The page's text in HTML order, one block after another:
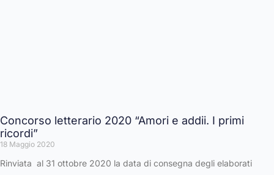
Concorso letterario 2020 “Amori e addii. I primi
ricordi”
18 Maggio 2020
Rinviata al 31 ottobre 2020 la data di consegna degli elaborati